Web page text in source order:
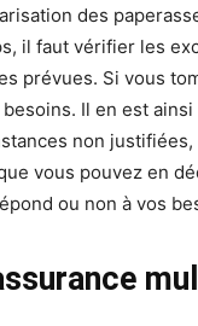
des
il faut vérifier les
prévues. Si vous
Il en est ainsi
non
vous pouvez en
ou non à vos